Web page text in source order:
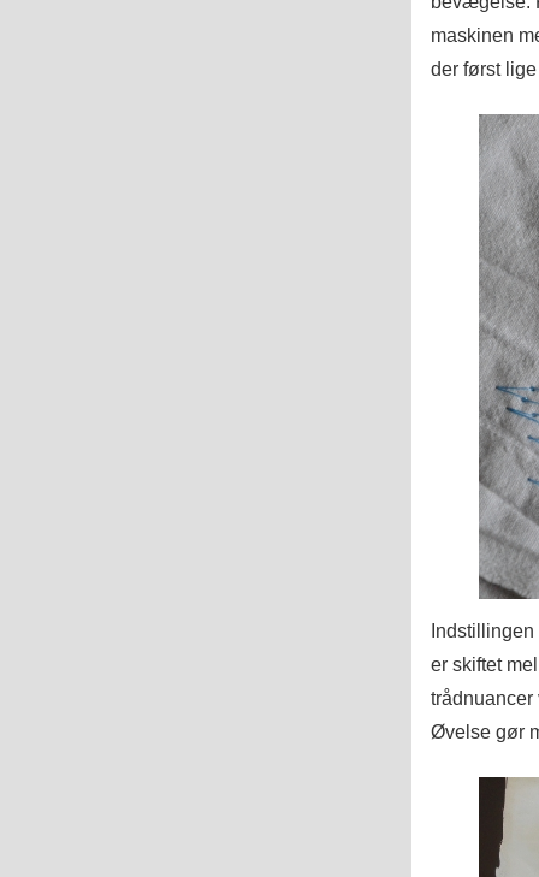
maskinen
der først
er skiftet
trådnuancer
Øvelse gør